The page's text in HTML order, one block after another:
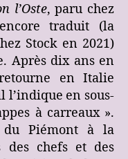
l’Oste, paru chez
traduit (la
Stock en 2021)
Après dix ans en
en Italie
l’indique en sous-
à carreaux ».
Piémont à la
des chefs et des